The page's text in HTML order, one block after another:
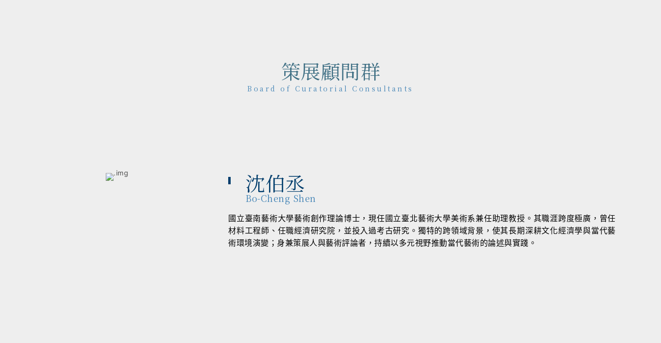
策展顧問群
Board of Curatorial Consultants
沈伯丞
Bo-Cheng Shen
國立臺南藝術大學藝術創作理論博士，現任國立臺北藝術大學美術系兼任助理教授。其職涯跨度極廣，曾任
材料工程師、任職經濟研究院，並投入過考古研究。獨特的跨領域背景，使其長期深耕文化經濟學與當代藝
術環境演變；身兼策展人與藝術評論者，持續以多元視野推動當代藝術的論述與實踐。